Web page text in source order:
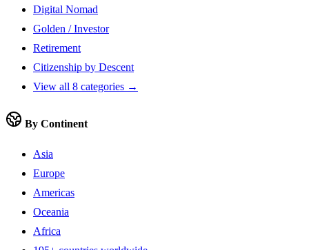
Digital Nomad
Golden / Investor
Retirement
Citizenship by Descent
View all 8 categories →
By Continent
Asia
Europe
Americas
Oceania
Africa